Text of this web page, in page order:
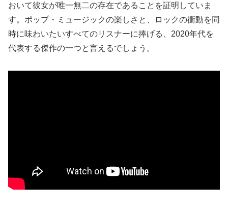
おいて彼女が唯一無二の存在であることを証明していま
す。ポップ・ミュージックの楽しさと、ロックの衝動を同
時に味わいたいすべてのリスナーに捧げる、2020年代を
代表する傑作の一つと言えるでしょう。